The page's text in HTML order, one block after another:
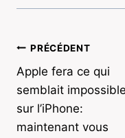
Navigation
de
l’article
PRÉCÉDENT
Apple fera ce qui
semblait impossible
sur l’iPhone:
maintenant vous